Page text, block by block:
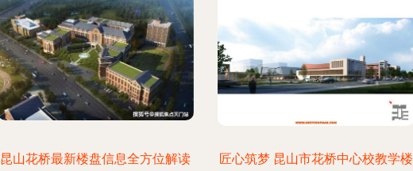
昆山花桥最新楼盘信息全方位解读
匠心筑梦 昆山市花桥中心校教学楼